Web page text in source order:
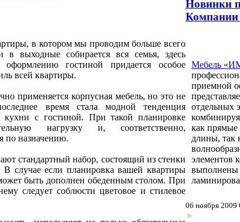
в котором мы проводим больше всего
выходные собирается вся семья, здесь
гостиной придается особое
всей квартиры.
применяется корпусная мебель, но это не
время стала модной тенденция
кухни с гостиной. При такой планировке
нагрузку и, соответственно,
по назначению.
стандартный набор, состоящий из стенки
случае если планировка вашей квартиры
быть дополнен обеденным столом. При
следует соблюсти цветовое и стилевое
Новинки
Мебель
приемной
отдельных
как
длины, так
выполнены
06 ноября 2009
►